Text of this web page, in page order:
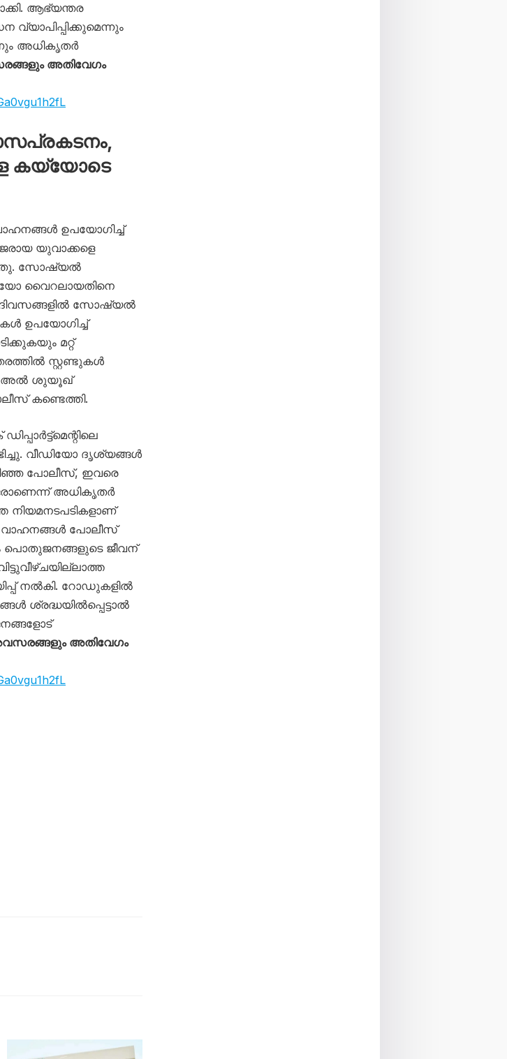
ആഭ്യന്തര
വ്യാപിപ്പിക്കുമെന്നും
അധികൃതർ
അതിവേഗം
കയ്യോടെ
ഉപയോഗിച്ച്
യുവാക്കളെ
സോഷ്യൽ
വൈറലായതിനെ
ദിവസങ്ങളിൽ സോഷ്യൽ
ഉപയോഗിച്ച്
മറ്റ്
സ്റ്റണ്ടുകൾ
അൽ ശുയൂഖ്
കണ്ടെത്തി.
വീഡിയോ ദൃശ്യങ്ങൾ
പോലീസ്, ഇവരെ
അധികൃതർ
നിയമനടപടികളാണ്
വാഹനങ്ങൾ പോലീസ്
പൊതുജനങ്ങളുടെ ജീവന്
നൽകി. റോഡുകളിൽ
ശ്രദ്ധയിൽപ്പെട്ടാൽ
അതിവേഗം